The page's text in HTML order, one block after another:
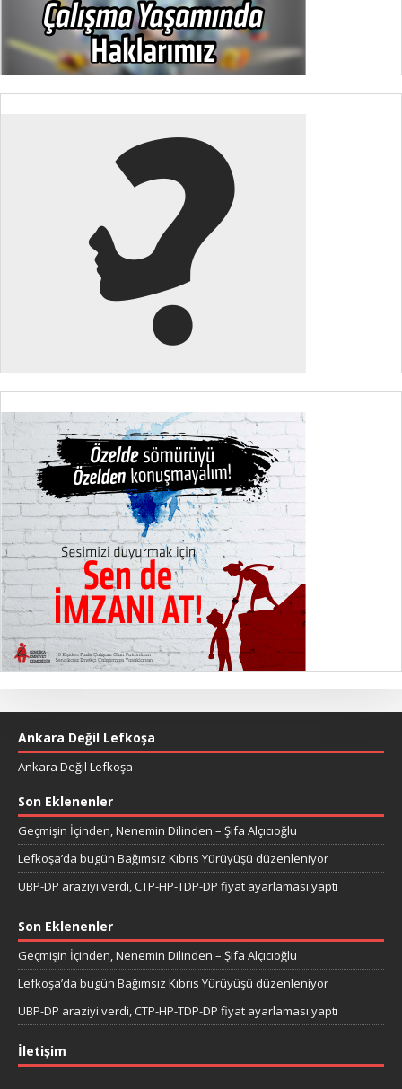
Ankara Değil Lefkoşa
Ankara Değil Lefkoşa
Son Eklenenler
Geçmişin İçinden, Nenemin Dilinden – Şifa Alçıcıoğlu
Lefkoşa’da bugün Bağımsız Kıbrıs Yürüyüşü düzenleniyor
UBP-DP araziyi verdi, CTP-HP-TDP-DP fiyat ayarlaması yaptı
Son Eklenenler
Geçmişin İçinden, Nenemin Dilinden – Şifa Alçıcıoğlu
Lefkoşa’da bugün Bağımsız Kıbrıs Yürüyüşü düzenleniyor
UBP-DP araziyi verdi, CTP-HP-TDP-DP fiyat ayarlaması yaptı
İletişim